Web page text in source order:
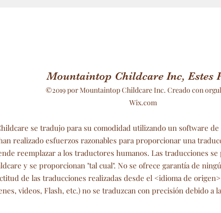
Mountaintop Childcare Inc, Estes
©2019 por Mountaintop Childcare Inc. Creado con
Wix.com
se tradujo para su comodidad utilizando un software
realizado esfuerzos razonables para proporcionar una
reemplazar a los traductores humanos. Las traducciones
y se proporcionan "tal cual". No se ofrece garantía de
de las traducciones realizadas desde el <idioma de
videos, Flash, etc.) no se traduzcan con precisión debido